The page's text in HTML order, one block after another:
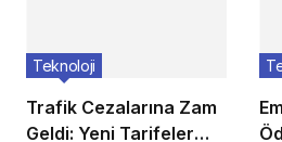
Trafik Cezalarına Zam
Geldi: Yeni Tarifeler
Teknoloji